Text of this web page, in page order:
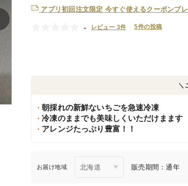
アプリ初回注文限定 今すぐ使えるクーポンプ
- レビュー 3件 5件の投稿
＼
朝採れの新鮮ないちごを急速冷凍
冷凍のままでも美味しくいただけまます
アレンジたっぷり豊富！！
お届け地域 販売期間：通年